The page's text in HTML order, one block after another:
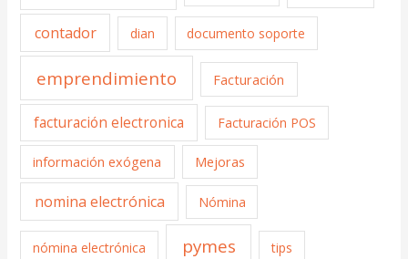
contador dian documento soporte
emprendimiento Facturación
facturación electronica Facturación POS
información exógena Mejoras
nomina electrónica Nómina
nómina electrónica pymes tips